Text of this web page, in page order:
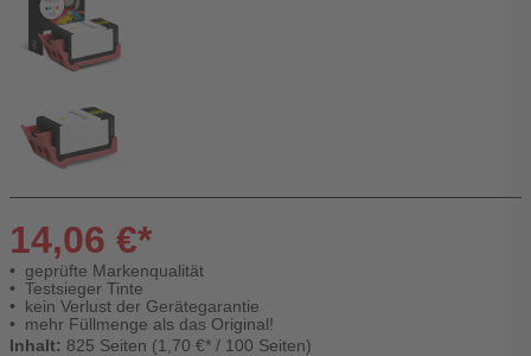
14,06 €*
geprüfte Markenqualität
Testsieger Tinte
kein Verlust der Gerätegarantie
mehr Füllmenge als das Original!
Inhalt: 825 Seiten (1,70 €* / 100 Seiten)